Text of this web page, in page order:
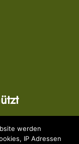
werden
IP Adressen